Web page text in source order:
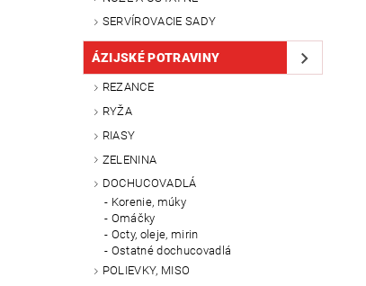
SERVÍROVACIE SADY
ÁZIJSKÉ POTRAVINY
REZANCE
RYŽA
RIASY
ZELENINA
DOCHUCOVADLÁ
Korenie, múky
Omáčky
Octy, oleje, mirin
Ostatné dochucovadlá
POLIEVKY, MISO